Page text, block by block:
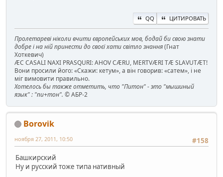
QQ ЦИТИРОВАТЬ
Пролетареві ніколи вчити європейських мов, бодай би свою знати
добре і на ній принести до своєї хати світло знання(Гнат
Хоткевич)
ÆC CASALI NAXI PRASQURI: AHOV CÆRU, MERTVÆRI TÆ SLAVUTÆT!
Вони просили його: «Скажи: кетум», а він говорив: «сатем», і не
міг вимовити правильно.
Хотелось бы также отметить, что "Питон" - это "мышиный
язык" : "пи+тон". © АБР-2
Borovik
#158
ноября 27, 2011, 10:50
Башкирский
Ну и русский тоже типа нативный